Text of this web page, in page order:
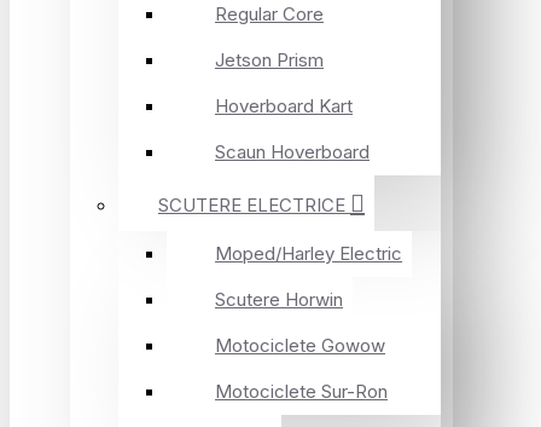
Regular Core
Jetson Prism
Hoverboard Kart
Scaun Hoverboard
SCUTERE ELECTRICE
Moped/Harley Electric
Scutere Horwin
Motociclete Gowow
Motociclete Sur-Ron